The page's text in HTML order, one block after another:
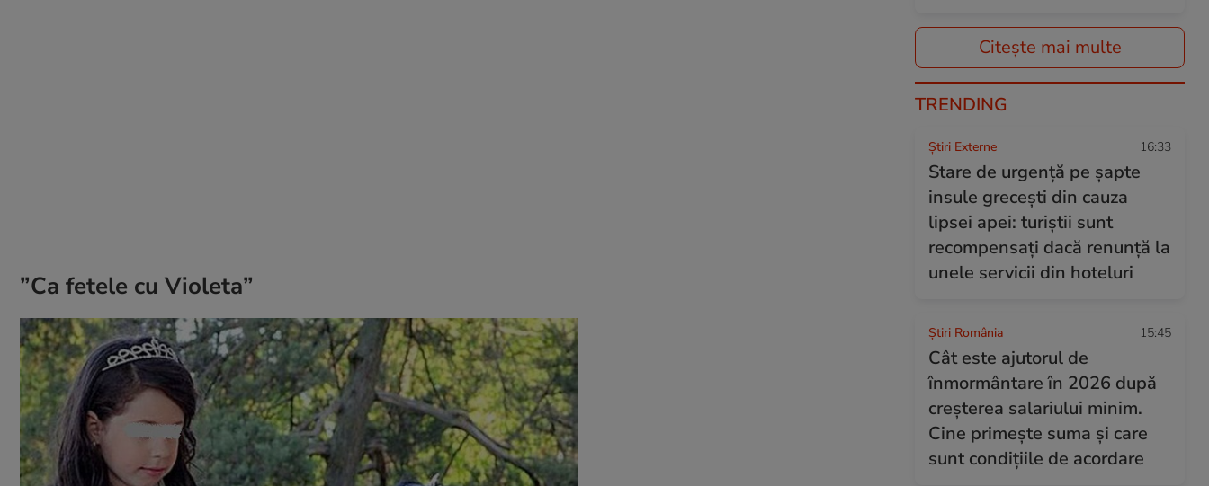
”Ca fetele cu Violeta”
Citește mai multe
TRENDING
Știri Externe 16:33
Stare de urgență pe șapte
insule grecești din cauza
lipsei apei: turiștii sunt
recompensați dacă renunță la
unele servicii din hoteluri
Știri România 15:45
Cât este ajutorul de
înmormântare în 2026 după
creșterea salariului minim.
Cine primește suma și care
sunt condițiile de acordare